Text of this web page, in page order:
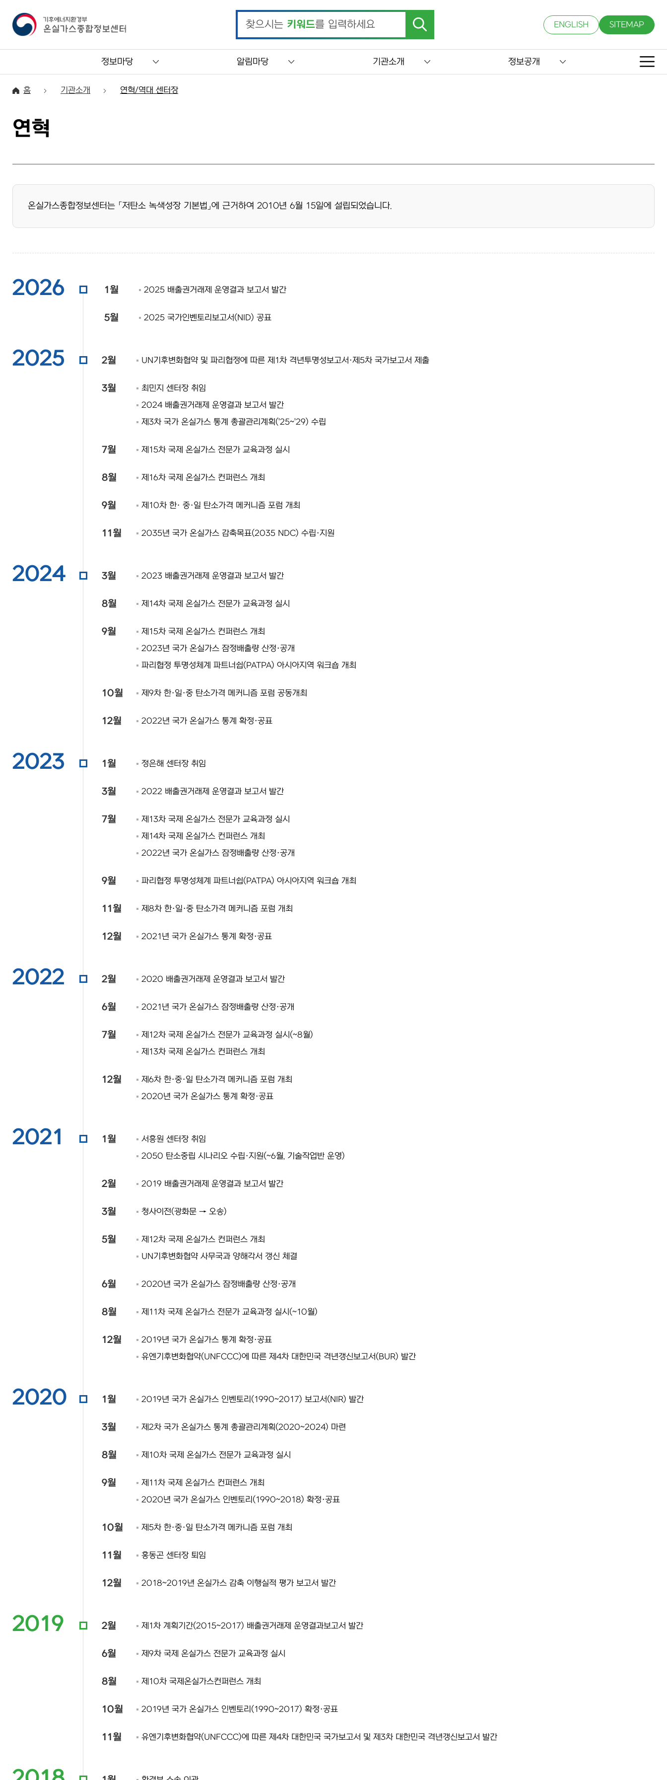
찾으시는 키워드를 입력하세요 ENGLISH SITEMAP
정보마당 알림마당 기관소개 정보공개
홈 기관소개 연혁/역대 센터장
연혁
온실가스종합정보센터는 「저탄소 녹색성장 기본법」에 근거하여 2010년 6월 15일에 설립되었습니다.
2026 1월 2025 배출권거래제 운영결과 보고서 발간
5월 2025 국가인벤토리보고서(NID) 공표
2025 2월 UN기후변화협약 및 파리협정에 따른 제1차 격년투명성보고서·제5차 국가보고서 제출
3월
최민지 센터장 취임
2024 배출권거래제 운영결과 보고서 발간
제3차 국가 온실가스 통계 총괄관리계획('25~'29) 수립
7월 제15차 국제 온실가스 전문가 교육과정 실시
8월 제16차 국제 온실가스 컨퍼런스 개최
9월 제10차 한· 중·일 탄소가격 메커니즘 포럼 개최
11월 2035년 국가 온실가스 감축목표(2035 NDC) 수립·지원
2024 3월 2023 배출권거래제 운영결과 보고서 발간
8월 제14차 국제 온실가스 전문가 교육과정 실시
9월
제15차 국제 온실가스 컨퍼런스 개최
2023년 국가 온실가스 잠정배출량 산정·공개
파리협정 투명성체계 파트너쉽(PATPA) 아시아지역 워크숍 개최
10월 제9차 한·일·중 탄소가격 메커니즘 포럼 공동개최
12월 2022년 국가 온실가스 통계 확정·공표
2023 1월 정은해 센터장 취임
3월 2022 배출권거래제 운영결과 보고서 발간
7월
제13차 국제 온실가스 전문가 교육과정 실시
제14차 국제 온실가스 컨퍼런스 개최
2022년 국가 온실가스 잠정배출량 산정·공개
9월 파리협정 투명성체계 파트너쉽(PATPA) 아시아지역 워크숍 개최
11월 제8차 한·일·중 탄소가격 메커니즘 포럼 개최
12월 2021년 국가 온실가스 통계 확정·공표
2022 2월 2020 배출권거래제 운영결과 보고서 발간
6월 2021년 국가 온실가스 잠정배출량 산정·공개
7월
제12차 국제 온실가스 전문가 교육과정 실시(~8월)
제13차 국제 온실가스 컨퍼런스 개최
12월
제6차 한·중·일 탄소가격 메커니즘 포럼 개최
2020년 국가 온실가스 통계 확정·공표
2021 1월
서흥원 센터장 취임
2050 탄소중립 시나리오 수립·지원(~6월, 기술작업반 운영)
2월 2019 배출권거래제 운영결과 보고서 발간
3월 청사이전(광화문 → 오송)
5월
제12차 국제 온실가스 컨퍼런스 개최
UN기후변화협약 사무국과 양해각서 갱신 체결
6월 2020년 국가 온실가스 잠정배출량 산정·공개
8월 제11차 국제 온실가스 전문가 교육과정 실시(~10월)
12월
2019년 국가 온실가스 통계 확정·공표
유엔기후변화협약(UNFCCC)에 따른 제4차 대한민국 격년갱신보고서(BUR) 발간
2020 1월 2019년 국가 온실가스 인벤토리(1990~2017) 보고서(NIR) 발간
3월 제2차 국가 온실가스 통계 총괄관리계획(2020~2024) 마련
8월 제10차 국제 온실가스 전문가 교육과정 실시
9월
제11차 국제 온실가스 컨퍼런스 개최
2020년 국가 온실가스 인벤토리(1990~2018) 확정·공표
10월 제5차 한·중·일 탄소가격 메카니즘 포럼 개최
11월 홍동곤 센터장 퇴임
12월 2018~2019년 온실가스 감축 이행실적 평가 보고서 발간
2019 2월 제1차 계획기간(2015~2017) 배출권거래제 운영결과보고서 발간
6월 제9차 국제 온실가스 전문가 교육과정 실시
8월 제10차 국제온실가스컨퍼런스 개최
10월 2019년 국가 온실가스 인벤토리(1990~2017) 확정·공표
11월 유엔기후변화협약(UNFCCC)에 따른 제4차 대한민국 국가보고서 및 제3차 대한민국 격년갱신보고서 발간